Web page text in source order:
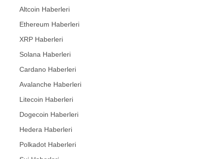
Altcoin Haberleri
Ethereum Haberleri
XRP Haberleri
Solana Haberleri
Cardano Haberleri
Avalanche Haberleri
Litecoin Haberleri
Dogecoin Haberleri
Hedera Haberleri
Polkadot Haberleri